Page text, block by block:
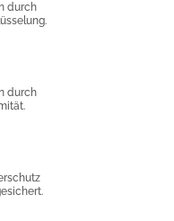
durch
durch